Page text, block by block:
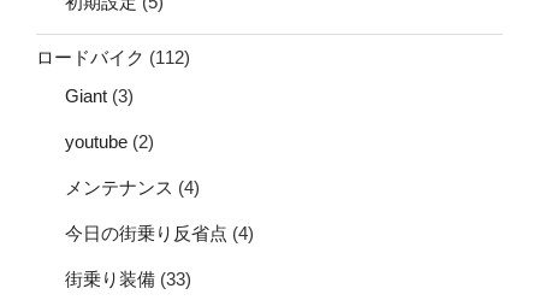
ロードバイク (112)
Giant (3)
youtube (2)
メンテナンス (4)
今日の街乗り反省点 (4)
街乗り装備 (33)